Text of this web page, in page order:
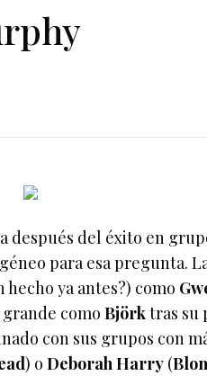
después del éxito en
para esa pregunta.
hecho ya antes?) como
grande comoBjörktras su
con sus grupos con
) oDeborah Harry (